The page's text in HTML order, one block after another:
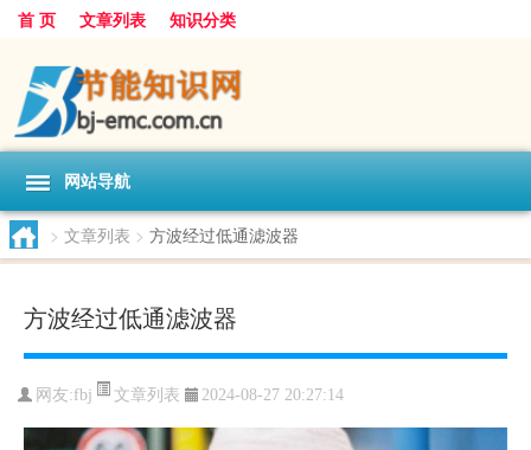
首 页 文章列表 知识分类
网站导航
> 文章列表 > 方波经过低通滤波器
方波经过低通滤波器
网友:fbj 文章列表 2024-08-27 20:27:14